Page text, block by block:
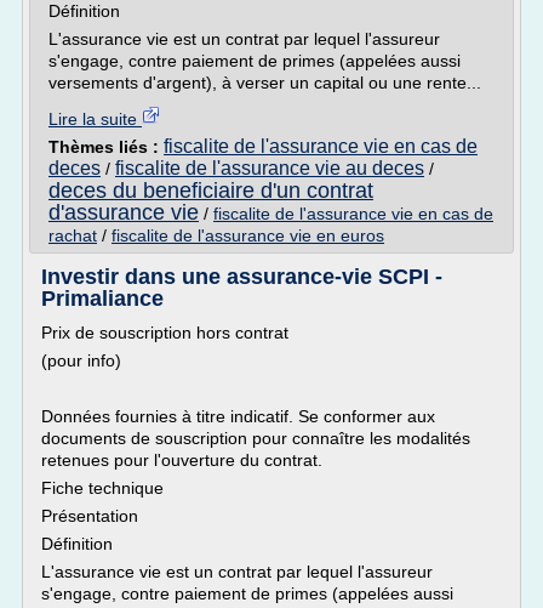
Définition
L'assurance vie est un contrat par lequel l'assureur
s'engage, contre paiement de primes (appelées aussi
versements d'argent), à verser un capital ou une rente...
Lire la suite
Thèmes liés : fiscalite de l'assurance vie en cas de
deces / fiscalite de l'assurance vie au deces /
deces du beneficiaire d'un contrat
d'assurance vie / fiscalite de l'assurance vie en cas de
rachat / fiscalite de l'assurance vie en euros
Investir dans une assurance-vie SCPI -
Primaliance
Prix de souscription hors contrat
(pour info)
Données fournies à titre indicatif. Se conformer aux
documents de souscription pour connaître les modalités
retenues pour l'ouverture du contrat.
Fiche technique
Présentation
Définition
L'assurance vie est un contrat par lequel l'assureur
s'engage, contre paiement de primes (appelées aussi